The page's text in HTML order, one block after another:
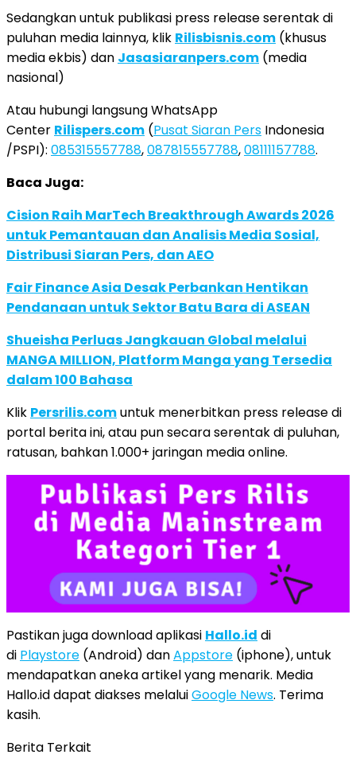
Sedangkan untuk publikasi press release serentak di
puluhan media lainnya, klik Rilisbisnis.com (khusus
media ekbis) dan Jasasiaranpers.com (media
nasional)
Atau hubungi langsung WhatsApp
Center Rilispers.com (Pusat Siaran Pers Indonesia
/PSPI): 085315557788,087815557788,08111157788.
Baca Juga:
Cision Raih MarTech Breakthrough Awards 2026
untuk Pemantauan dan Analisis Media Sosial,
Distribusi Siaran Pers, dan AEO
Fair Finance Asia Desak Perbankan Hentikan
Pendanaan untuk Sektor Batu Bara di ASEAN
Shueisha Perluas Jangkauan Global melalui
MANGA MILLION, Platform Manga yang Tersedia
dalam 100 Bahasa
Klik Persrilis.comuntuk menerbitkan press release di
portal berita ini, atau pun secara serentak di puluhan,
ratusan, bahkan 1.000+ jaringan media online.
Pastikan juga download aplikasi Hallo.id di
di Playstore (Android) danAppstore (iphone), untuk
mendapatkan aneka artikel yang menarik. Media
Hallo.id dapat diakses melaluiGoogle News. Terima
kasih.
Berita Terkait